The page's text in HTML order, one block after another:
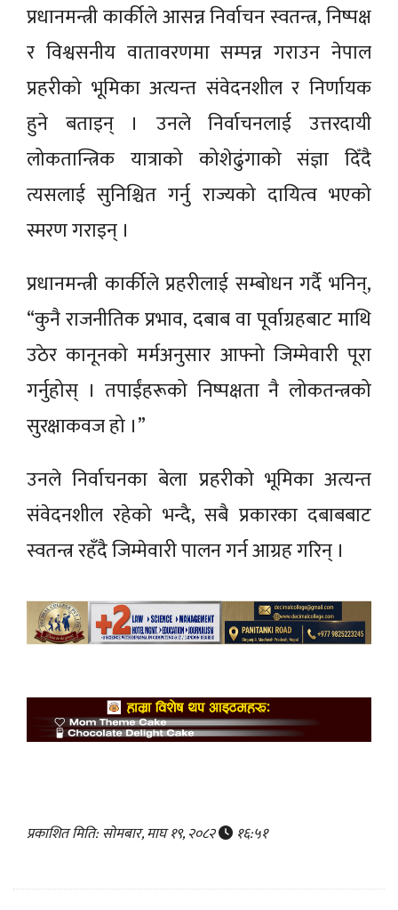
प्रधानमन्त्री कार्कीले आसन्न निर्वाचन स्वतन्त्र, निष्पक्ष
र विश्वसनीय वातावरणमा सम्पन्न गराउन नेपाल
प्रहरीको भूमिका अत्यन्त संवेदनशील र निर्णायक
हुने बताइन् । उनले निर्वाचनलाई उत्तरदायी
लोकतान्त्रिक यात्राको कोशेढुंगाको संज्ञा दिँदै
त्यसलाई सुनिश्चित गर्नु राज्यको दायित्व भएको
स्मरण गराइन् ।
प्रधानमन्त्री कार्कीले प्रहरीलाई सम्बोधन गर्दै भनिन्,
“कुनै राजनीतिक प्रभाव, दबाब वा पूर्वाग्रहबाट माथि
उठेर कानूनको मर्मअनुसार आफ्नो जिम्मेवारी पूरा
गर्नुहोस् । तपाईंहरूको निष्पक्षता नै लोकतन्त्रको
सुरक्षाकवज हो ।”
उनले निर्वाचनका बेला प्रहरीको भूमिका अत्यन्त
संवेदनशील रहेको भन्दै, सबै प्रकारका दबाबबाट
स्वतन्त्र रहँदै जिम्मेवारी पालन गर्न आग्रह गरिन् ।
प्रकाशित मिति: सोमबार, माघ १९, २०८२ १६:५१